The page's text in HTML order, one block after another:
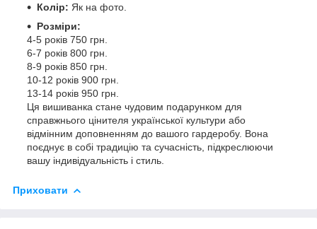
Колір: Як на фото.
Розміри:
4-5 років 750 грн.
6-7 років 800 грн.
8-9 років 850 грн.
10-12 років 900 грн.
13-14 років 950 грн.
Ця вишиванка стане чудовим подарунком для
справжнього цінителя української культури або
відмінним доповненням до вашого гардеробу. Вона
поєднує в собі традицію та сучасність, підкреслюючи
вашу індивідуальність і стиль.
Приховати